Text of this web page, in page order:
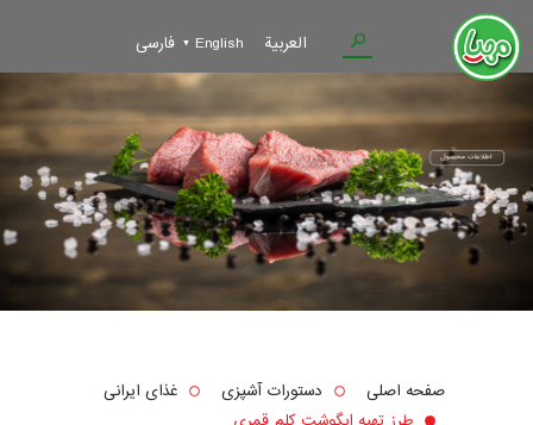
فارسی English العربية
صفحه اصلی دستورات آشپزی
غذای ایرانی